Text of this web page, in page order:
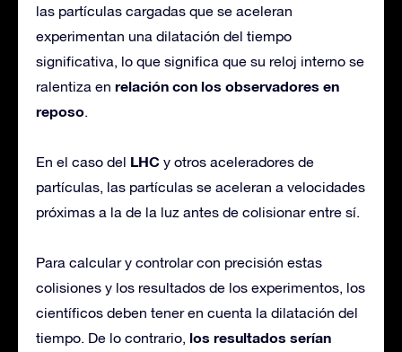
las partículas cargadas que se aceleran
experimentan una dilatación del tiempo
significativa, lo que significa que su reloj interno se
ralentiza en relación con los observadores en
reposo.
En el caso del LHC y otros aceleradores de
partículas, las partículas se aceleran a velocidades
próximas a la de la luz antes de colisionar entre sí.
Para calcular y controlar con precisión estas
colisiones y los resultados de los experimentos, los
científicos deben tener en cuenta la dilatación del
tiempo. De lo contrario, los resultados serían